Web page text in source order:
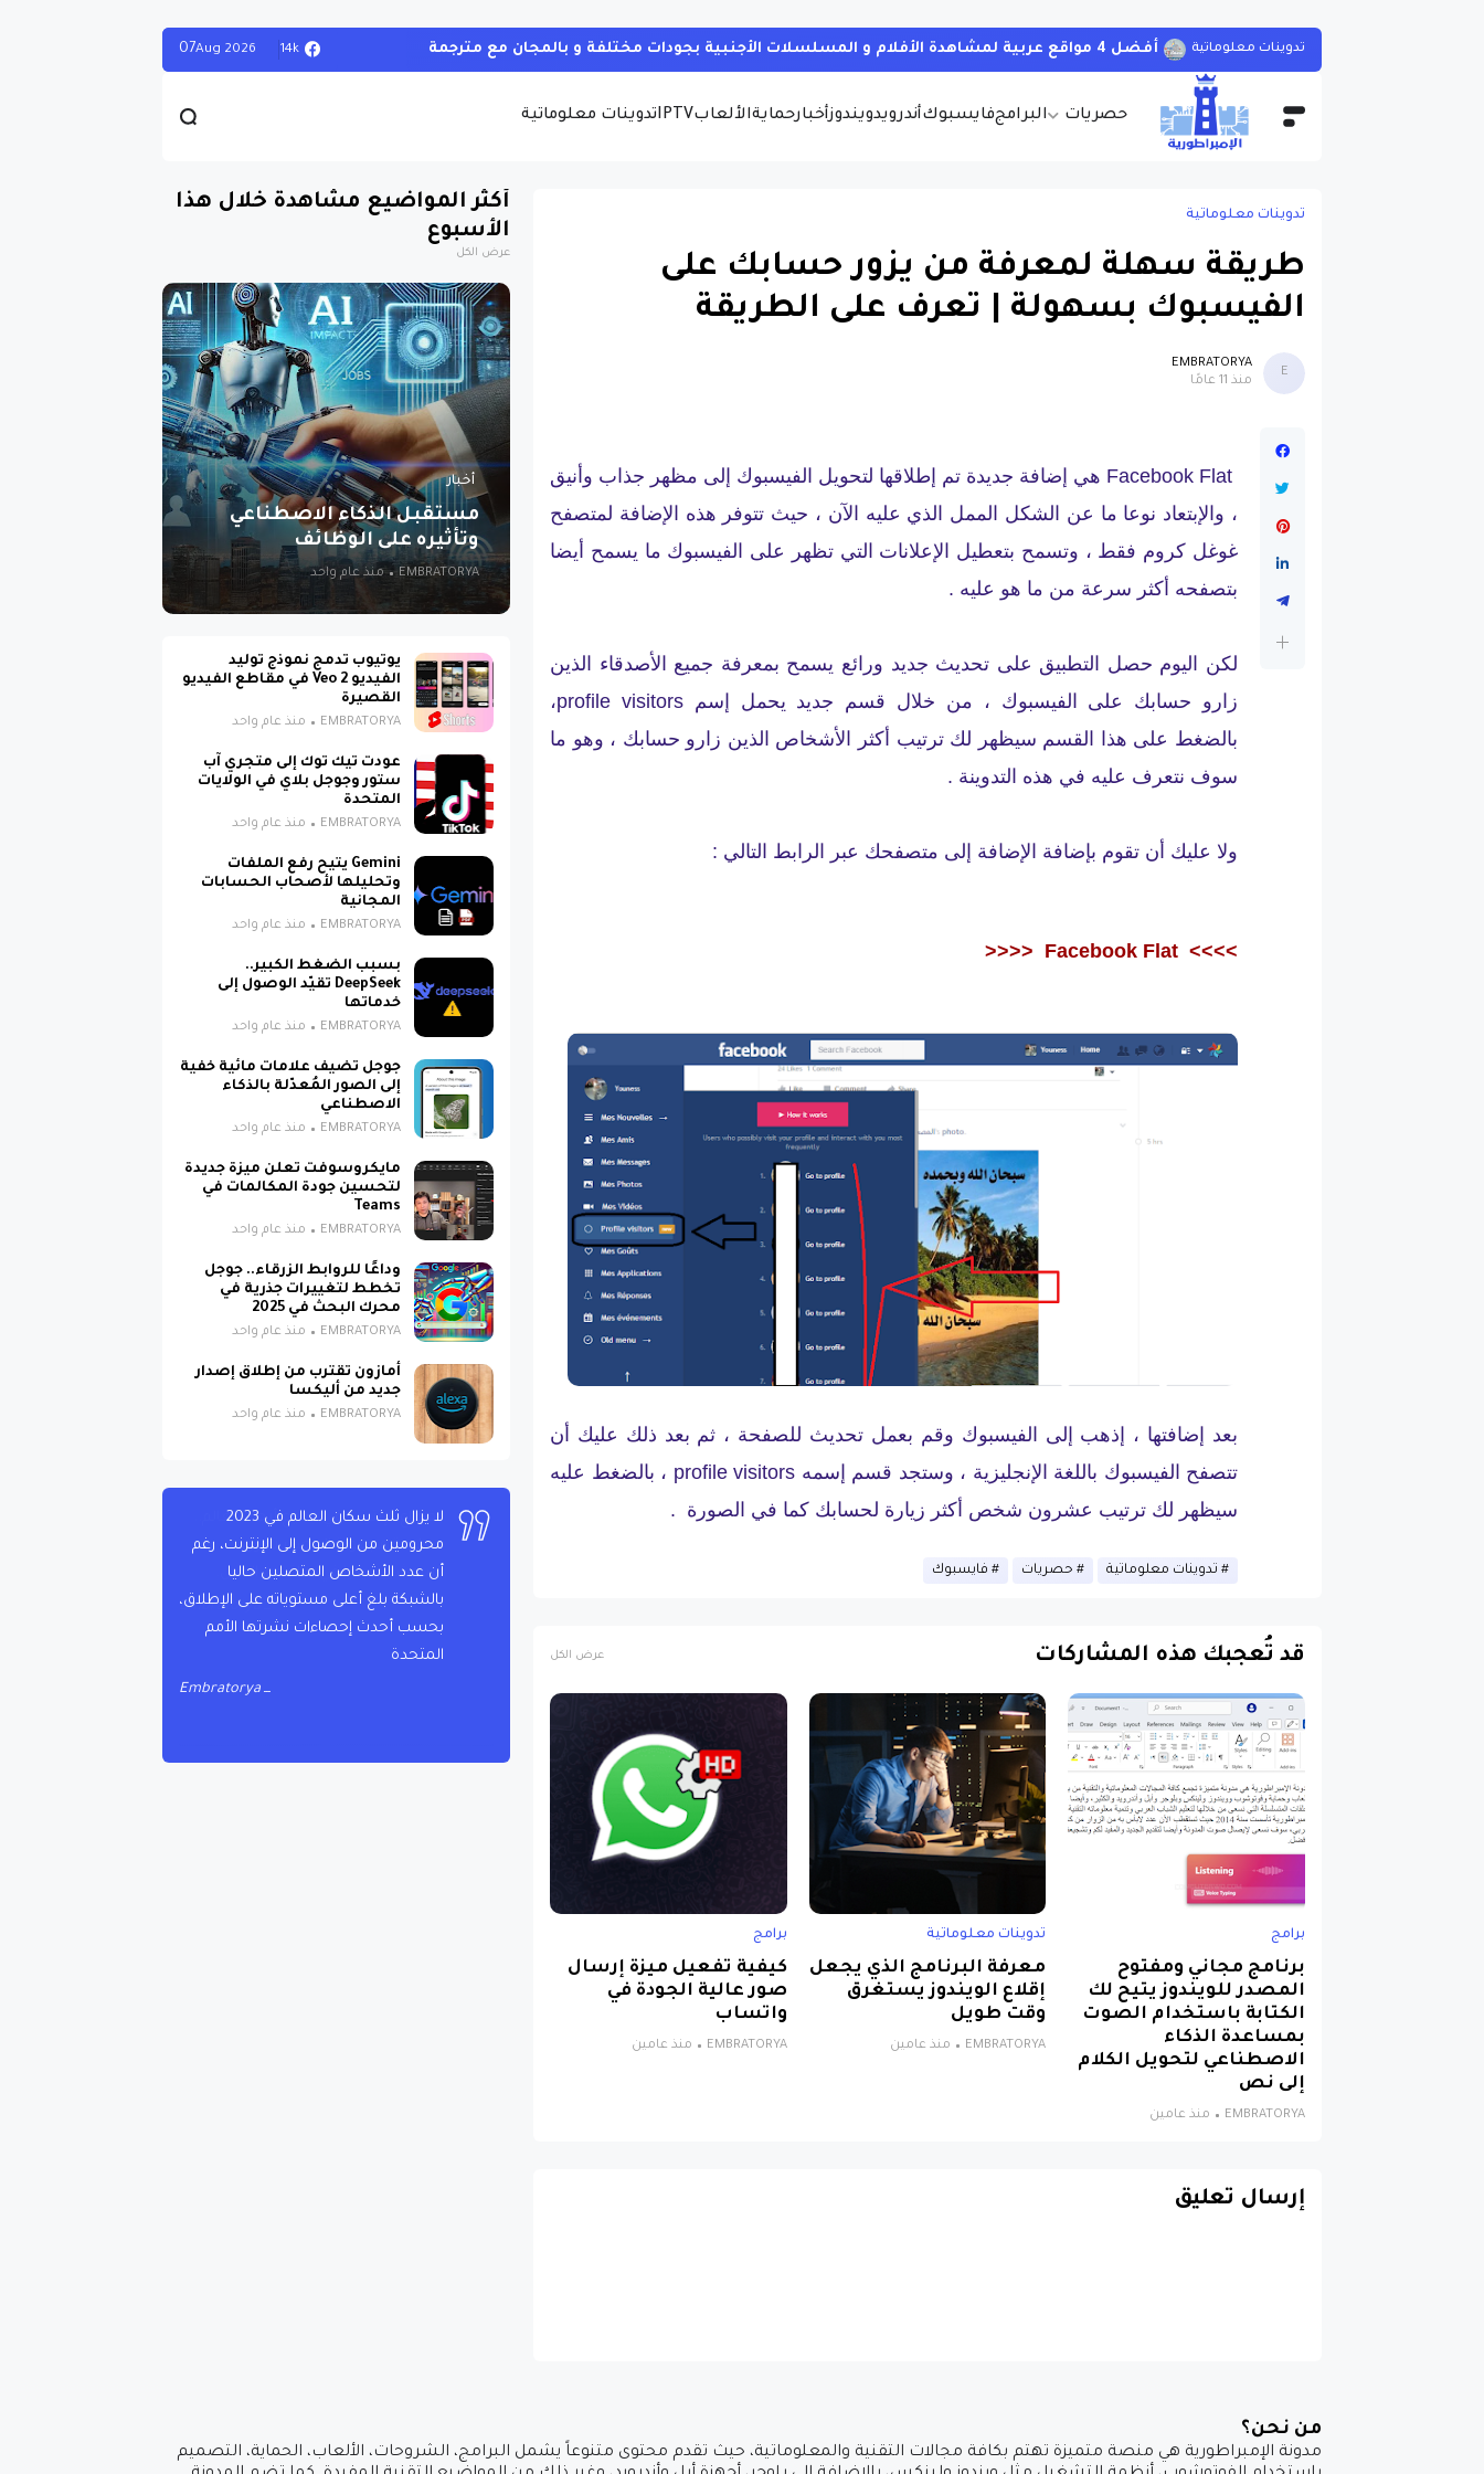
حصريات البرامجفايسبوكأندرويدويندوزأخبارحمايةالألعابIPTVتدوينات معلوماتية
تدوينات معلوماتية أفضل 4 مواقع عربية لمشاهدة الأفلام و المسلسلات الأجنبية بجودات مختلفة و بالمجان مع مترجمة 14k
07Aug 2026
تدوينات معلوماتية
طريقة سهلة لمعرفة من يزور حسابك على
الفيسبوك بسهولة | تعرف على الطريقة
E
EMBRATORYA
منذ 11 عامًا
Facebook Flat هي إضافة جديدة تم إطلاقها لتحويل الفيسبوك إلى مظهر جذاب وأنيق
، والإبتعاد نوعا ما عن الشكل الممل الذي عليه الآن ، حيث تتوفر هذه الإضافة لمتصفح
غوغل كروم فقط ، وتسمح بتعطيل الإعلانات التي تظهر على الفيسبوك ما يسمح أيضا
بتصفحه أكثر سرعة من ما هو عليه .
لكن اليوم حصل التطبيق على تحديث جديد ورائع يسمح بمعرفة جميع الأصدقاء الذين
زارو حسابك على الفيسبوك ، من خلال قسم جديد يحمل إسم profile visitors،
بالضغط على هذا القسم سيظهر لك ترتيب أكثر الأشخاص الذين زارو حسابك ، وهو ما
سوف نتعرف عليه في هذه التدوينة .
ولا عليك أن تقوم بإضافة الإضافة إلى متصفحك عبر الرابط التالي :
>>>>
Facebook Flat
<<<<
بعد إضافتها ، إذهب إلى الفيسبوك وقم بعمل تحديث للصفحة ، ثم بعد ذلك عليك أن
تتصفح الفيسبوك باللغة الإنجليزية ، وستجد قسم إسمه profile visitors ، بالضغط عليه
سيظهر لك ترتيب عشرون شخص أكثر زيارة لحسابك كما في الصورة .
تدوينات معلوماتية حصريات فايسبوك
قد تُعجبك هذه المشاركات عرض الكل
برامج
برنامج مجاني ومفتوح
المصدر للويندوز يتيح لك
الكتابة باستخدام الصوت
بمساعدة الذكاء
الاصطناعي لتحويل الكلام
إلى نص
EMBRATORYA منذ عامين
تدوينات معلوماتية
معرفة البرنامج الذي يجعل
إقلاع الويندوز يستغرق
وقت طويل
EMBRATORYA منذ عامين
برامج
كيفية تفعيل ميزة إرسال
صور عالية الجودة في
واتساب
EMBRATORYA منذ عامين
إرسال تعليق
أكثر المواضيع مشاهدة خلال هذا
الأسبوع
عرض الكل
أخبار
مستقبل الذكاء الاصطناعي
وتأثيره على الوظائف
EMBRATORYA منذ عام واحد
يوتيوب تدمج نموذج توليد
الفيديو Veo 2 في مقاطع الفيديو
القصيرة
EMBRATORYA منذ عام واحد
عودت تيك توك إلى متجري آب
ستور وجوجل بلاي في الولايات
المتحدة
EMBRATORYA منذ عام واحد
Gemini يتيح رفع الملفات
وتحليلها لأصحاب الحسابات
المجانية
EMBRATORYA منذ عام واحد
بسبب الضغط الكبير..
DeepSeek تقيّد الوصول إلى
خدماتها
EMBRATORYA منذ عام واحد
جوجل تضيف علامات مائية خفية
إلى الصور المُعدّلة بالذكاء
الاصطناعي
EMBRATORYA منذ عام واحد
مايكروسوفت تعلن ميزة جديدة
لتحسين جودة المكالمات في
Teams
EMBRATORYA منذ عام واحد
وداعًا للروابط الزرقاء.. جوجل
تخطط لتغييرات جذرية في
محرك البحث في 2025
EMBRATORYA منذ عام واحد
أمازون تقترب من إطلاق إصدار
جديد من أليكسا
EMBRATORYA منذ عام واحد
لا يزال ثلث سكان العالم في 2023
محرومين من الوصول إلى الإنترنت، رغم
أن عدد الأشخاص المتصلين حاليا
بالشبكة بلغ أعلى مستوياته على الإطلاق،
بحسب أحدث إحصاءات نشرتها الأمم
المتحدة
Embratorya
من نحن؟
مدونة الإمبراطورية هي منصة متميزة تهتم بكافة مجالات التقنية والمعلوماتية، حيث تقدم محتوى متنوعاً يشمل البرامج، الشروحات، الألعاب، الحماية، التصميم